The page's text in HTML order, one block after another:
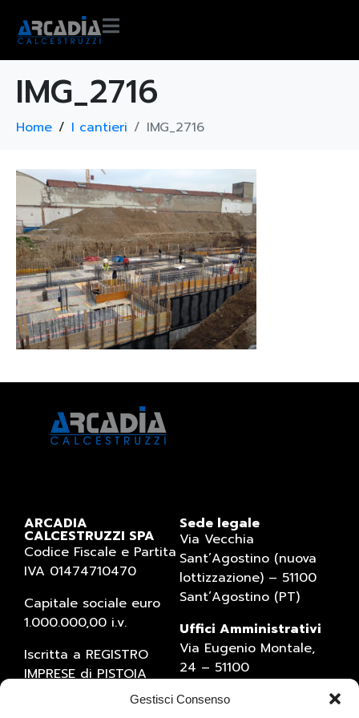
Gestisci Consenso
IMG_2716
Home I cantieri IMG_2716
ARCADIA
CALCESTRUZZI SPA
Codice Fiscale e Partita
IVA 01474710470
Capitale sociale euro
1.000.000,00 i.v.
Iscritta a REGISTRO
IMPRESE di PISTOIA
(numero 01474710470)
Sede legale
Via Vecchia
Sant’Agostino (nuova
lottizzazione) – 51100
Sant’Agostino (PT)
Uffici Amministrativi
Via Eugenio Montale,
24 – 51100
Tel. 0573934769 – Fax